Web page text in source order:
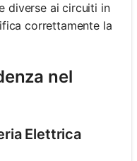
diverse ai circuiti in
correttamente la
nel
Elettrica